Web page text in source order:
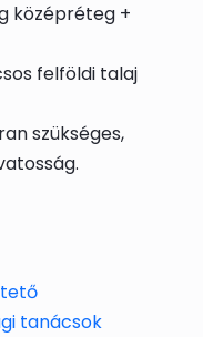
középréteg +
felföldi talaj
szükséges,
tanácsok